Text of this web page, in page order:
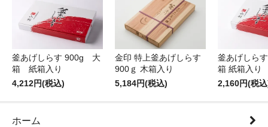
釜あげしらす 900g 大
箱 紙箱入り
4,212円(税込)
金印 特上釜あげしらす
900ｇ 木箱入り
5,184円(税込)
釜あげしら
箱 紙箱入り
2,160円(税
ホーム